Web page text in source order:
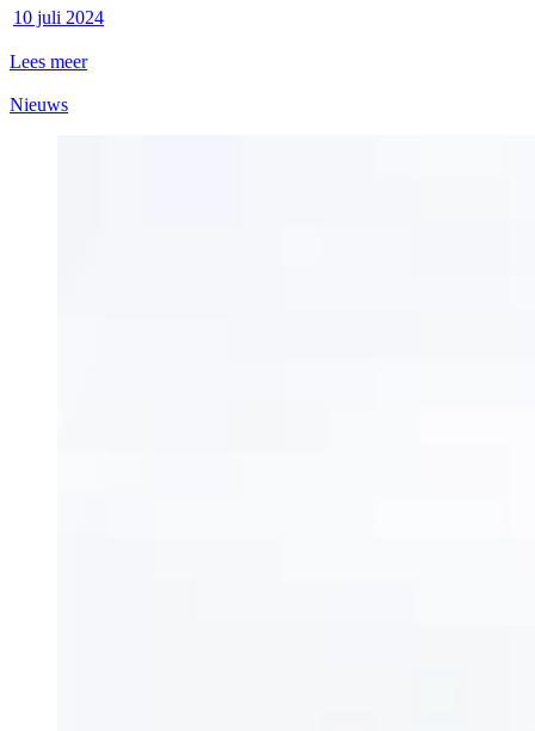
10 juli 2024
Lees meer
Nieuws